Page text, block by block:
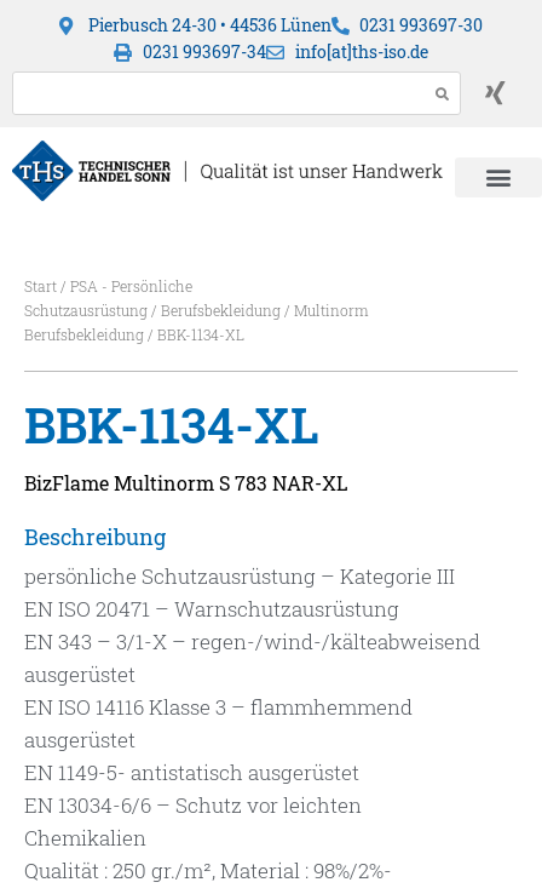
Pierbusch 24-30 • 44536 Lünen
0231 993697-30
0231 993697-34
info[at]ths-iso.de
Start/ PSA - Persönliche
Schutzausrüstung/ Berufsbekleidung/ Multinorm
Berufsbekleidung/ BBK-1134-XL
BBK-1134-XL
BizFlame Multinorm S 783 NAR-XL
Beschreibung
persönliche Schutzausrüstung – Kategorie III
EN ISO 20471 – Warnschutzausrüstung
EN 343 – 3/1-X – regen-/wind-/kälteabweisend
ausgerüstet
EN ISO 14116 Klasse 3 – flammhemmend
ausgerüstet
EN 1149-5- antistatisch ausgerüstet
EN 13034-6/6 – Schutz vor leichten
Chemikalien
Qualität : 250 gr./m², Material : 98%/2%-